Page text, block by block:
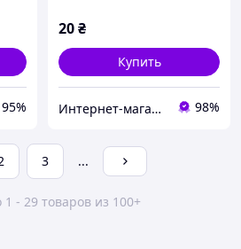
95%
20₴
Купить
Интернет-магазин "Лавка садовода" 98%
3 ...
1 - 29 товаров из 100+